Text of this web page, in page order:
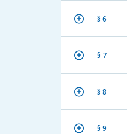
§ 6
§ 7
§ 8
§ 9